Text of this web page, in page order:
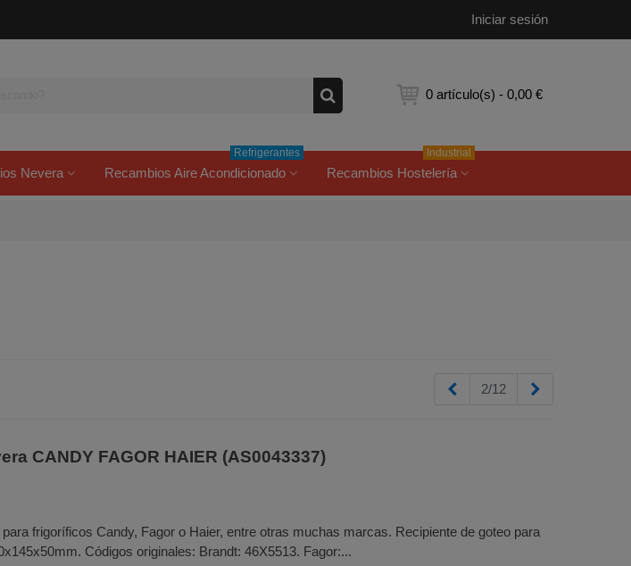
Iniciar sesión
0 artículo(s) - 0,00 €
Nevera Recambios Aire Acondicionado
Refrigerantes
Recambios Hostelería
Industrial
Anterior
2/12
CANDY FAGOR HAIER (AS0043337)
frigoríficos Candy, Fagor o Haier, entre otras muchas marcas. Recipiente de goteo para
Códigos originales: Brandt: 46X5513. Fagor:...